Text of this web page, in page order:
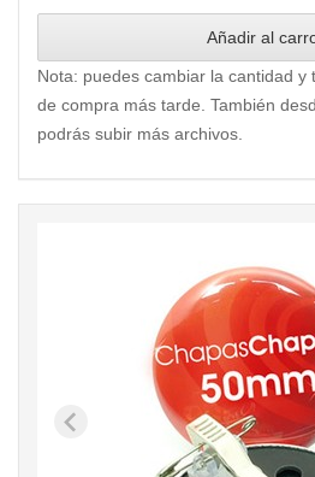
Añadir al
Nota: puedes cambiar la cantidad y
de compra más tarde. También
podrás subir más archivos.